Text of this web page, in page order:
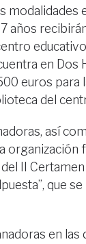
modalidades
años
en Dos
euros para
del
así
organización
II
que
en las